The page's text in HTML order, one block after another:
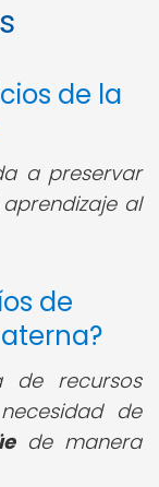
de la
a preservar
al
de
de recursos
de
de manera